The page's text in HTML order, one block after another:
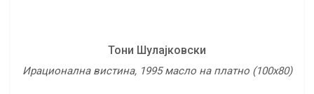
Тони Шулајковски
Ирационална вистина, 1995 масло на платно (100х80)